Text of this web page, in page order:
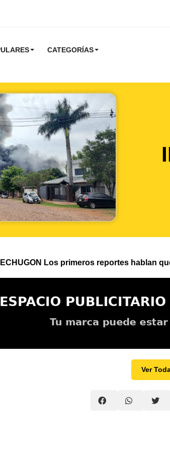
CATEGORÍAS
Los primeros reportes hablan
Ver